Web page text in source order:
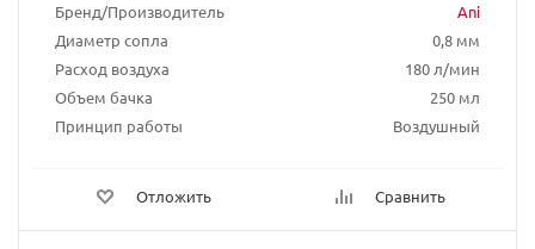
Бренд/Производитель
Ani
Диаметр сопла
0,8 мм
Расход воздуха
180 л/мин
Объем бачка
250 мл
Принцип работы
Воздушный
Отложить Сравнить